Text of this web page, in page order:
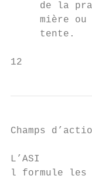
de la
mière ou
     tente.
12
Champs
L’ASI
l formule les